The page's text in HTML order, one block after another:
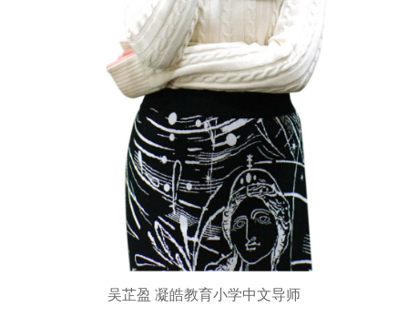
吴芷盈 凝皓教育小学中文导师